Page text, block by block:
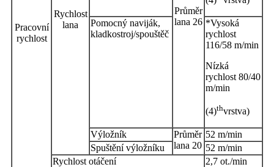
Pracovní
rychlost
Rychlost
lana
Průměr
lana 26
Pomocný naviják,
kladkostroj/spouštěč
*Vysoká
rychlost
116/58 m/min
Nízká
rychlost 80/40
m/min
(4)thvrstva)
Výložník
Průměr
lana 20
52 m/min
Spuštění výložníku
52 m/min
Rychlost otáčení
2,7 ot./min